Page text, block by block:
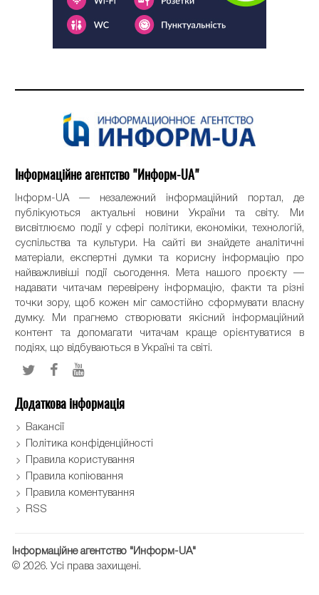
Інформаційне агентство "Информ-UA"
Інформ-UA — незалежний інформаційний портал, де
публікуються актуальні новини України та світу. Ми
висвітлюємо події у сфері політики, економіки, технологій,
суспільства та культури. На сайті ви знайдете аналітичні
матеріали, експертні думки та корисну інформацію про
найважливіші події сьогодення. Мета нашого проєкту —
надавати читачам перевірену інформацію, факти та різні
точки зору, щоб кожен міг самостійно сформувати власну
думку. Ми прагнемо створювати якісний інформаційний
контент та допомагати читачам краще орієнтуватися в
подіях, що відбуваються в Україні та світі.
Додаткова інформація
Вакансії
Політика конфіденційності
Правила користування
Правила копіювання
Правила коментування
RSS
Інформаційне агентство "Информ-UA"
© 2026. Усі права захищені.